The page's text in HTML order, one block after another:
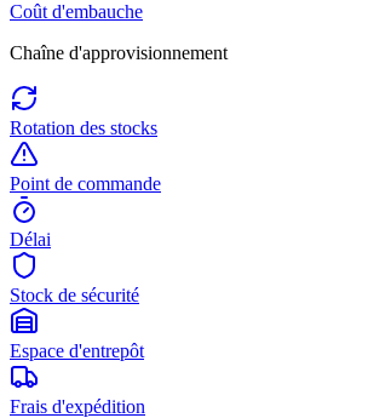
Coût d'embauche
Chaîne d'approvisionnement
Rotation des stocks
Point de commande
Délai
Stock de sécurité
Espace d'entrepôt
Frais d'expédition